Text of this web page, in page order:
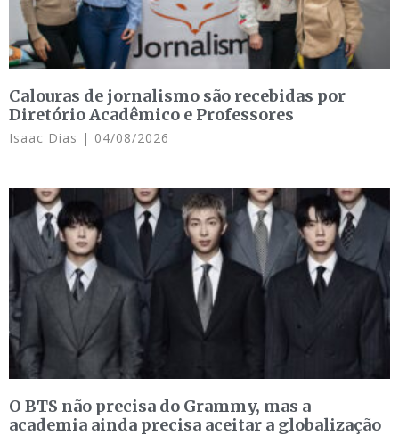
Calouras de jornalismo são recebidas por
Diretório Acadêmico e Professores
Isaac Dias 04/08/2026
O BTS não precisa do Grammy, mas a
academia ainda precisa aceitar a globalização